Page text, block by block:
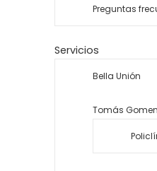
Preguntas
Servicios
Bella Unión
Tomás